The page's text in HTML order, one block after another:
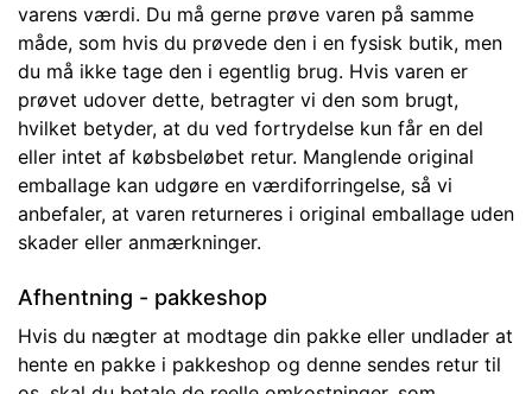
varens værdi. Du må gerne prøve varen på samme
måde, som hvis du prøvede den i en fysisk butik, men
du må ikke tage den i egentlig brug. Hvis varen er
prøvet udover dette, betragter vi den som brugt,
hvilket betyder, at du ved fortrydelse kun får en del
eller intet af købsbeløbet retur. Manglende original
emballage kan udgøre en værdiforringelse, så vi
anbefaler, at varen returneres i original emballage uden
skader eller anmærkninger.
Afhentning - pakkeshop
Hvis du nægter at modtage din pakke eller undlader at
hente en pakke i pakkeshop og denne sendes retur til